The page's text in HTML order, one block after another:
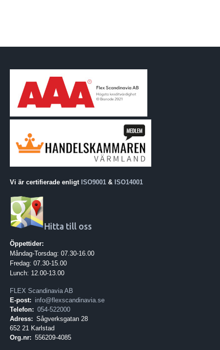
Vi är certifierade enligt ISO9001 & ISO14001
Hitta till oss
Öppettider:
Måndag-Torsdag: 07.30-16.00
Fredag: 07.30-15.00
Lunch: 12.00-13.00
FLEX Scandinavia AB
E-post: info@flexscandinavia.se
Telefon: 054-522000
Adress: Sågverksgatan 28
652 21 Karlstad
Org.nr: 556209-4085